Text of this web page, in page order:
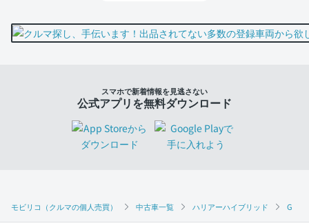
モビリコ（クルマの個人売買） 中古車一覧 ハリアーハイブリッド G
スマホで新着情報を見逃さない
公式アプリを無料ダウンロード